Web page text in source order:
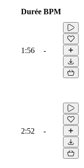
Durée BPM
1:56 -
2:52 -